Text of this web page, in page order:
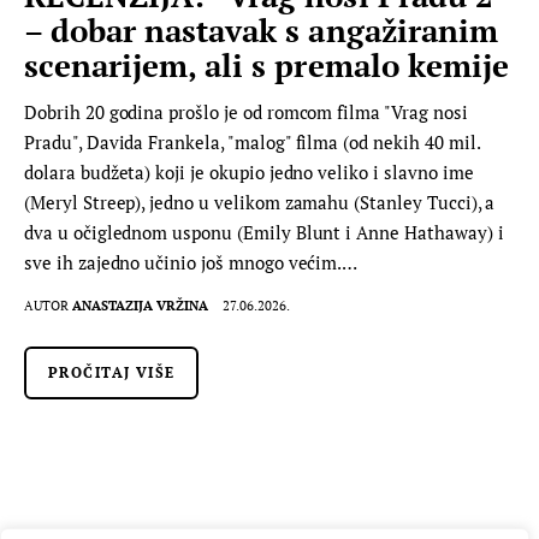
– dobar nastavak s angažiranim
scenarijem, ali s premalo kemije
Dobrih 20 godina prošlo je od romcom filma "Vrag nosi
Pradu", Davida Frankela, "malog" filma (od nekih 40 mil.
dolara budžeta) koji je okupio jedno veliko i slavno ime
(Meryl Streep), jedno u velikom zamahu (Stanley Tucci), a
dva u očiglednom usponu (Emily Blunt i Anne Hathaway) i
sve ih zajedno učinio još mnogo većim.…
AUTOR ANASTAZIJA VRŽINA 27.06.2026.
PROČITAJ VIŠE